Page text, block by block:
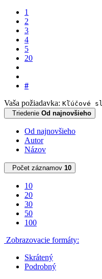
1
2
3
4
5
20
#
Vaša požiadavka: Kľúčové
Triedenie Od najnovšieho
Od najnovšieho
Autor
Názov
Počet záznamov 10
10
20
30
50
100
Zobrazovacie formáty:
Skrátený
Podrobný